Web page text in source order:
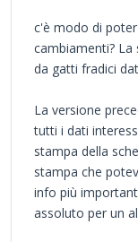
c'è modo di
cambiamenti?
da gatti fradici
La versione
tutti i dati
stampa della
stampa che
info più
assoluto per un